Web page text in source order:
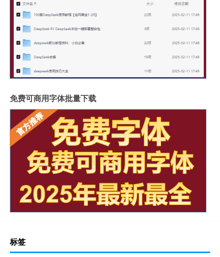
免费可商用字体批量下载
标签